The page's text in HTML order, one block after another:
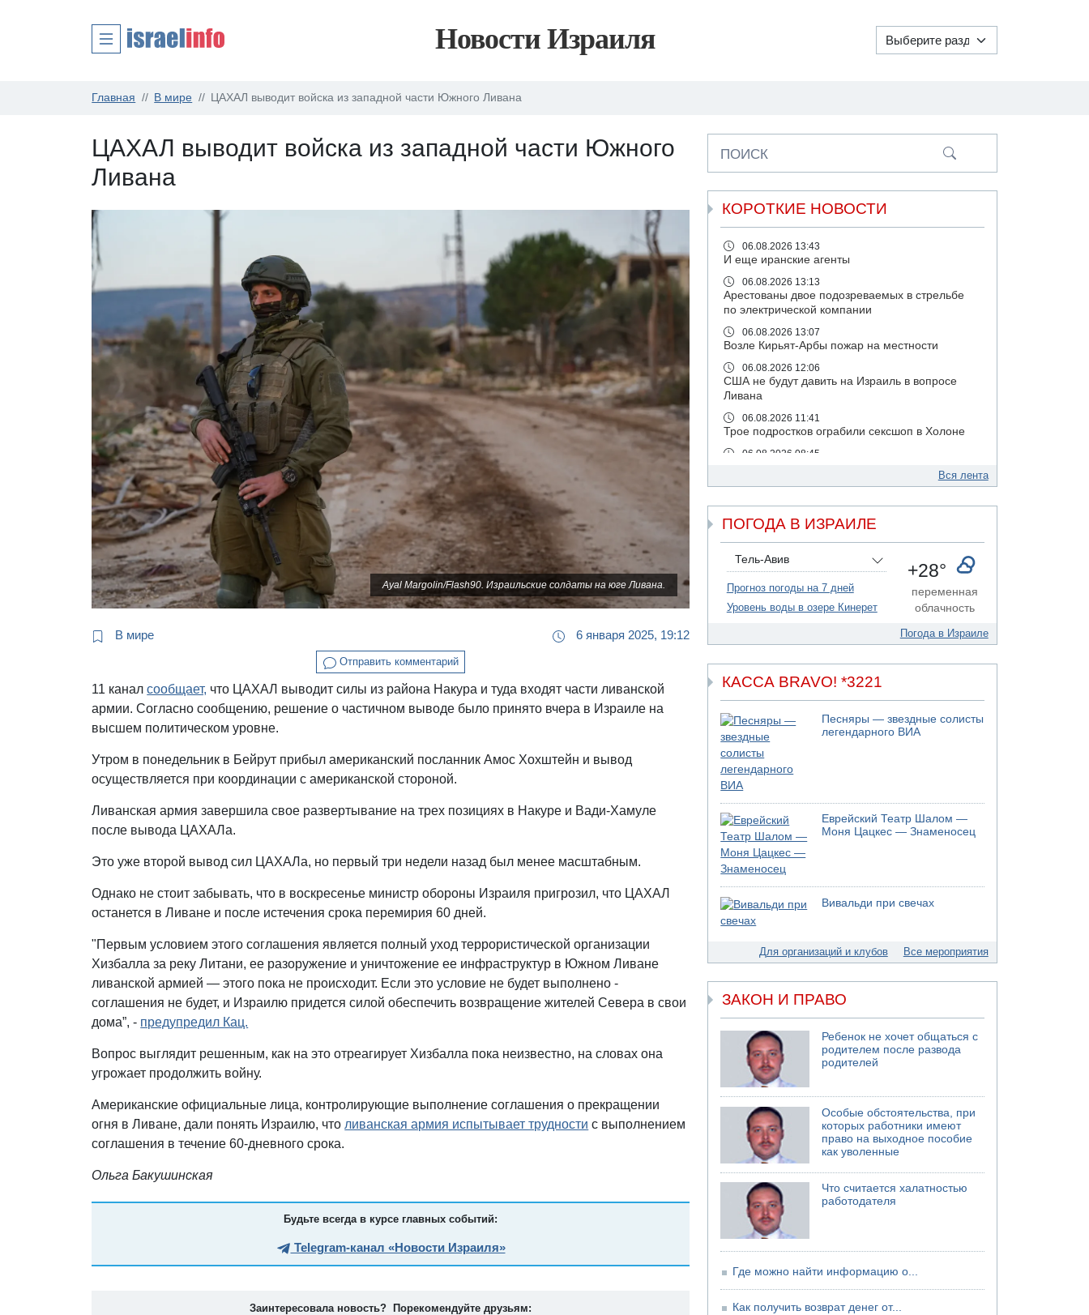
Новости Израиля
Главная В мире ЦАХАЛ выводит войска из западной части Южного Ливана
ЦАХАЛ выводит войска из западной части Южного
Ливана
Ayal Margolin/Flash90. Израильские солдаты на юге Ливана.
В мире 6 января 2025, 19:12
Отправить комментарий
11 каналсообщает, что ЦАХАЛ выводит силы из района Накура и туда входят части ливанской
армии. Согласно сообщению, решение о частичном выводе было принято вчера в Израиле на
высшем политическом уровне.
Утром в понедельник в Бейрут прибыл американский посланник Амос Хохштейн и вывод
осуществляется при координации с американской стороной.
Ливанская армия завершила свое развертывание на трех позициях в Накуре и Вади-Хамуле
после вывода ЦАХАЛа.
Это уже второй вывод сил ЦАХАЛа, но первый три недели назад был менее масштабным.
Однако не стоит забывать, что в воскресенье министр обороны Израиля пригрозил, что ЦАХАЛ
останется в Ливане и после истечения срока перемирия 60 дней.
"Первым условием этого соглашения является полный уход террористической организации
Хизбалла за реку Литани, ее разоружение и уничтожение ее инфраструктур в Южном Ливане
ливанской армией — этого пока не происходит. Если это условие не будет выполнено -
соглашения не будет, и Израилю придется силой обеспечить возвращение жителей Севера в свои
дома”, - предупредил Кац.
Вопрос выглядит решенным, как на это отреагирует Хизбалла пока неизвестно, на словах она
угрожает продолжить войну.
Американские официальные лица, контролирующие выполнение соглашения о прекращении
огня в Ливане, дали понять Израилю, что ливанская армия испытывает трудности с выполнением
соглашения в течение 60-дневного срока.
Ольга Бакушинская
Будьте всегда в курсе главных событий:
Telegram-канал «Новости Израиля»
Заинтересовала новость? Порекомендуйте друзьям:
ПОИСК
КОРОТКИЕ НОВОСТИ
06.08.2026 13:43
И еще иранские агенты
06.08.2026 13:13
Арестованы двое подозреваемых в стрельбе
по электрической компании
06.08.2026 13:07
Возле Кирьят-Арбы пожар на местности
06.08.2026 12:06
США не будут давить на Израиль в вопросе
Ливана
06.08.2026 11:41
Трое подростков ограбили сексшоп в Холоне
06.08.2026 08:45
06.08.2026 08:11
Украинская атака на российский НПЗ
05.08.2026 18:30
противоракетной обороны "Хец"
05.08.2026 18:28
МАДА призывает израильтян срочно сдавать
кровь
Бывший посол Израиля в ООН Гилад Эрдан
политической партии
05.08.2026 13:49
На севере Израиля на берег выбросило тело
05.08.2026 13:32
В России горят новые склады
05.08.2026 10:19
Хуситы сообщают об атаке по Саудовскому
танкеру
Левые активисты пытались ворваться в офис
"Религиозного сионизма"
05.08.2026 06:42
В Дубае поднимается дым над портом
Еще один меморандум для Ирана
Вся лента
ПОГОДА В ИЗРАИЛЕ
Тель-Авив
Прогноз погоды на 7 дней
Уровень воды в озере Кинерет
+28°
переменная
облачность
Погода в Израиле
КАССА BRAVO! *3221
Песняры — звездные солисты
легендарного ВИА
Еврейский Театр Шалом —
Моня Цацкес — Знаменосец
Вивальди при свечах
Для организаций и клубов Все мероприятия
ЗАКОН И ПРАВО
Ребенок не хочет общаться с
родителем после развода
родителей
Особые обстоятельства, при
которых работники имеют
право на выходное пособие
как уволенные
Что считается халатностью
работодателя
Где можно найти информацию о...
Как получить возврат денег от...